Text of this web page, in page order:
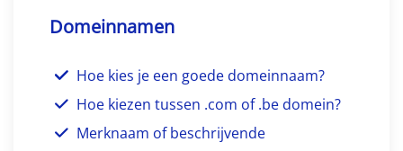
Domeinnamen
Hoe kies je een goede domeinnaam?
Hoe kiezen tussen .com of .be domein?
Merknaam of beschrijvende